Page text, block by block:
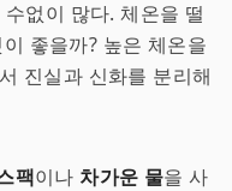
없이 많다. 체온을 떨
좋을까? 높은 체온을
진실과 신화를 분리해
팩이나 차가운 물을 사